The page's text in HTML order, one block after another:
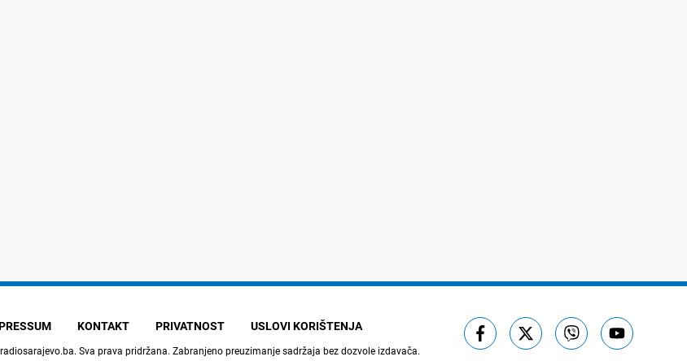
KONTAKT PRIVATNOST USLOVI KORIŠTENJA
radiosarajevo.ba. Sva prava pridržana. Zabranjeno preuzimanje sadržaja bez dozvole izdavača.